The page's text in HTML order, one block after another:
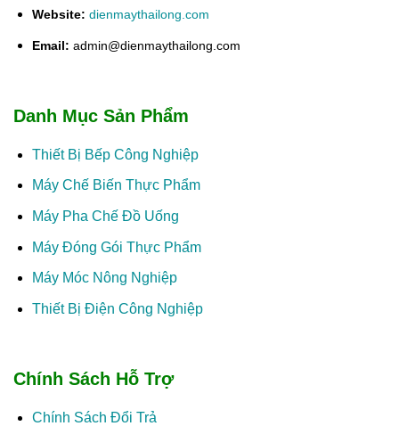
Website: dienmaythailong.com
Email: admin@dienmaythailong.com
Danh Mục Sản Phẩm
Thiết Bị Bếp Công Nghiệp
Máy Chế Biến Thực Phẩm
Máy Pha Chế Đồ Uống
Máy Đóng Gói Thực Phẩm
Máy Móc Nông Nghiệp
Thiết Bị Điện Công Nghiệp
Chính Sách Hỗ Trợ
Chính Sách Đổi Trả